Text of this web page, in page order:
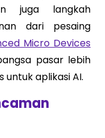
juga langkah
dari pesaing
Micro Devices
pasar lebih
untuk aplikasi AI.